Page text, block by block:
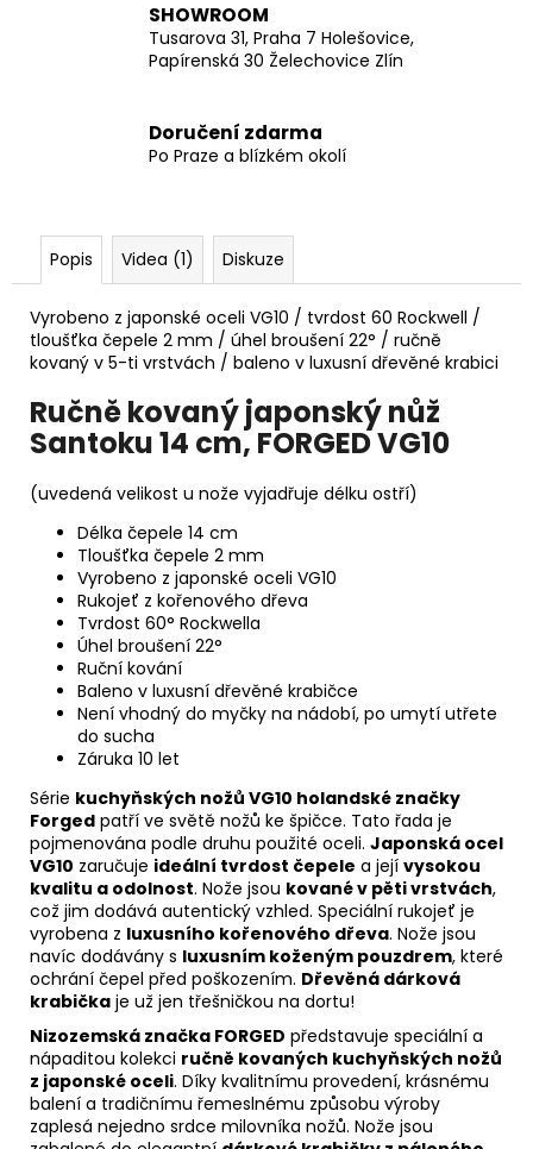
SHOWROOM
Tusarova 31, Praha 7 Holešovice,
Papírenská 30 Želechovice Zlín
Doručení zdarma
Po Praze a blízkém okolí
Popis Videa (1) Diskuze
Vyrobeno z japonské oceli VG10 / tvrdost 60 Rockwell /
tloušťka čepele 2 mm / úhel broušení 22° / ručně
kovaný v 5-ti vrstvách / baleno v luxusní dřevěné krabici
Ručně kovaný japonský nůž
Santoku 14 cm, FORGED VG10
(uvedená velikost u nože vyjadřuje délku ostří)
Délka čepele 14 cm
Tloušťka čepele 2 mm
Vyrobeno z japonské oceli VG10
Rukojeť z kořenového dřeva
Tvrdost 60° Rockwella
Úhel broušení 22°
Ruční kování
Baleno v luxusní dřevěné krabičce
Není vhodný do myčky na nádobí, po umytí utřete
do sucha
Záruka 10 let
Série kuchyňských nožů VG10 holandské značky
Forged patří ve světě nožů ke špičce. Tato řada je
pojmenována podle druhu použité oceli. Japonská ocel
VG10 zaručuje ideální tvrdost čepele a její vysokou
kvalitu a odolnost. Nože jsou kované v pěti vrstvách,
což jim dodává autentický vzhled. Speciální rukojeť je
vyrobena z luxusního kořenového dřeva. Nože jsou
navíc dodávány s luxusním koženým pouzdrem, které
ochrání čepel před poškozením. Dřevěná dárková
krabička je už jen třešničkou na dortu!
Nizozemská značka FORGED představuje speciální a
nápaditou kolekci ručně kovaných kuchyňských nožů
z japonské oceli. Díky kvalitnímu provedení, krásnému
balení a tradičnímu řemeslnému způsobu výroby
zaplesá nejedno srdce milovníka nožů. Nože jsou